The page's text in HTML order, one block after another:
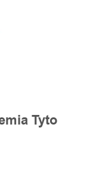
Tyto